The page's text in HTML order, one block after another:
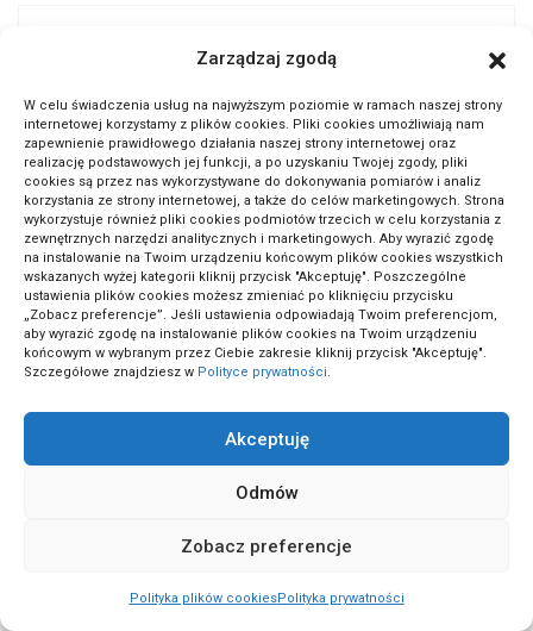
Zarządzaj zgodą
W celu świadczenia usług na najwyższym poziomie w ramach naszej strony
internetowej korzystamy z plików cookies. Pliki cookies umożliwiają nam
zapewnienie prawidłowego działania naszej strony internetowej oraz
realizację podstawowych jej funkcji, a po uzyskaniu Twojej zgody, pliki
cookies są przez nas wykorzystywane do dokonywania pomiarów i analiz
korzystania ze strony internetowej, a także do celów marketingowych. Strona
wykorzystuje również pliki cookies podmiotów trzecich w celu korzystania z
zewnętrznych narzędzi analitycznych i marketingowych. Aby wyrazić zgodę
na instalowanie na Twoim urządzeniu końcowym plików cookies wszystkich
wskazanych wyżej kategorii kliknij przycisk "Akceptuję". Poszczególne
ustawienia plików cookies możesz zmieniać po kliknięciu przycisku
„Zobacz preferencje”. Jeśli ustawienia odpowiadają Twoim preferencjom,
aby wyrazić zgodę na instalowanie plików cookies na Twoim urządzeniu
końcowym w wybranym przez Ciebie zakresie kliknij przycisk "Akceptuję".
Szczegółowe znajdziesz w Polityce prywatności.
Akceptuję
Odmów
Zobacz preferencje
Polityka plików cookiesPolityka prywatności
Dania bezglutenowe (1)
Dekoracje DIY (1)
DIY i renowacje (2)
Dom i wnętrza (14)
Ekologia i zrównoważony rozwój